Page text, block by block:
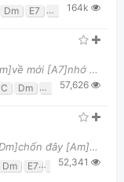
Dm E7 Em F G
164k
Hôm [Am]xưa tôi [G]đến nhà [C]em Ra [Am]về mới [A7]nhớ rằng [Dm]quên cây [Am]đàn Tình tang tính tí
C Dm E7 F G
57,626
Tone gốc Cm: Capo 3 [Am]Đồng xanh là [Dm]chốn đây [Am]thiên đàng cỏ [E7]cây [Am]Là nơi bầy [Dm]thú
Dm E7 G
52,341